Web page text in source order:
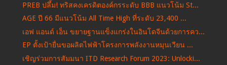
PREB ปลึ้ม! ทริสคงเครดิตองค์กรระดับ BBB แนวโน้ม St...
AGE ปี 66 มีแนวโน้ม All Time High ที่ระดับ 23,400 ...
เอฟ แอนด์ เอ็น ขยายฐานแข็งแกร่งในอินโดจีนด้วยการคว...
EP ตั้งเป้ายื่นขอผลิตไฟฟ้าโครงการพลังงานหมุนเวียน ...
เชิญร่วมการสัมมนา ITD Research Forum 2023: Unlocki...